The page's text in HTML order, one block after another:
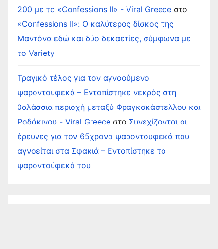
200 με το «Confessions II» - Viral Greece στο
«Confessions II»: Ο καλύτερος δίσκος της
Μαντόνα εδώ και δύο δεκαετίες, σύμφωνα με
το Variety
Τραγικό τέλος για τον αγνοούμενο
ψαροντουφεκά – Εντοπίστηκε νεκρός στη
θαλάσσια περιοχή μεταξύ Φραγκοκάστελλου και
Ροδάκινου - Viral Greece στο Συνεχίζονται οι
έρευνες για τον 65χρονο ψαροντουφεκά που
αγνοείται στα Σφακιά – Εντοπίστηκε το
ψαροντούφεκό του